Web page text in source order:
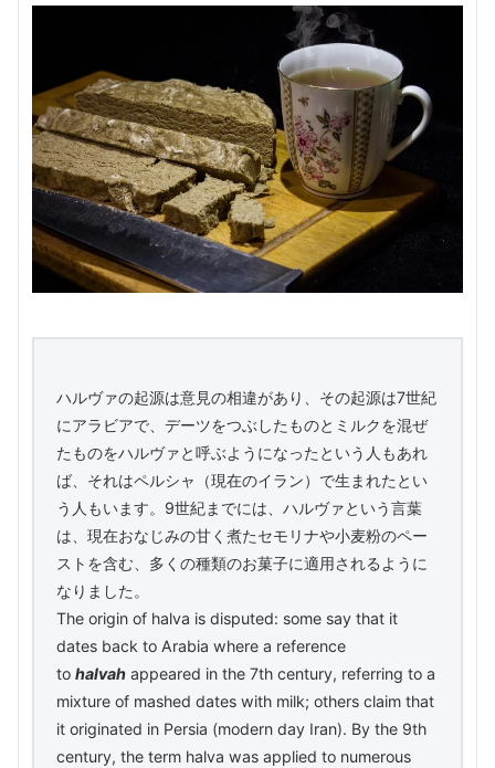
ハルヴァの起源は意見の相違があり、その起源は7世紀
にアラビアで、デーツをつぶしたものとミルクを混ぜ
たものをハルヴァと呼ぶようになったという人もあれ
ば、それはペルシャ（現在のイラン）で生まれたとい
う人もいます。9世紀までには、ハルヴァという言葉
は、現在おなじみの甘く煮たセモリナや小麦粉のペー
ストを含む、多くの種類のお菓子に適用されるように
なりました。
The origin of halva is disputed: some say that it
dates back to Arabia where a reference
to halvah appeared in the 7th century, referring to a
mixture of mashed dates with milk; others claim that
it originated in Persia (modern day Iran). By the 9th
century, the term halva was applied to numerous